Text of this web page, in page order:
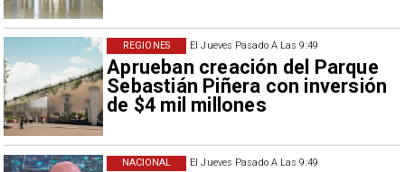
El Jueves Pasado A Las 9:49
Aprueban creación del Parque
Sebastián Piñera con inversión
de $4 mil millones
REGIONES
El Jueves Pasado A Las 9:49
NACIONAL